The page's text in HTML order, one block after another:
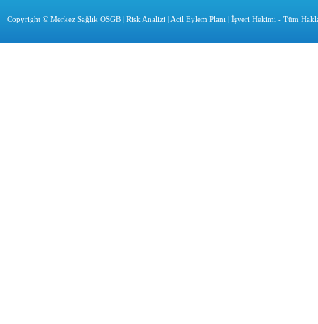
Copyright © Merkez Sağlık OSGB | Risk Analizi | Acil Eylem Planı | İşyeri Hekimi - Tüm